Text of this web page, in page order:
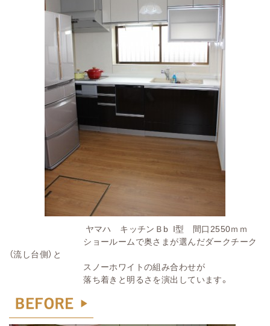
ヤマハ キッチンＢb I型 間口2550ｍｍ
ショールームで奥さまが選んだダークチーク
（流し台側）と
スノーホワイトの組み合わせが
落ち着きと明るさを演出しています。